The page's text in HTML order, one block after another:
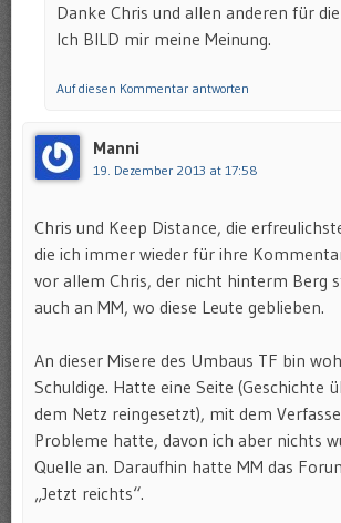
Danke Chris und allen anderen für
Ich BILD mir meine Meinung.
Auf diesen Kommentar antworten
Manni
19. Dezember 2013 at 17:58
Chris und Keep Distance, die
die ich immer wieder für ihre
vor allem Chris, der nicht hinterm Berg
auch an MM, wo diese Leute geblieben.
An dieser Misere des Umbaus TF bin
Schuldige. Hatte eine Seite (Geschichte
dem Netz reingesetzt), mit dem
Probleme hatte, davon ich aber nichts
Quelle an. Daraufhin hatte MM das
„Jetzt reichts“.